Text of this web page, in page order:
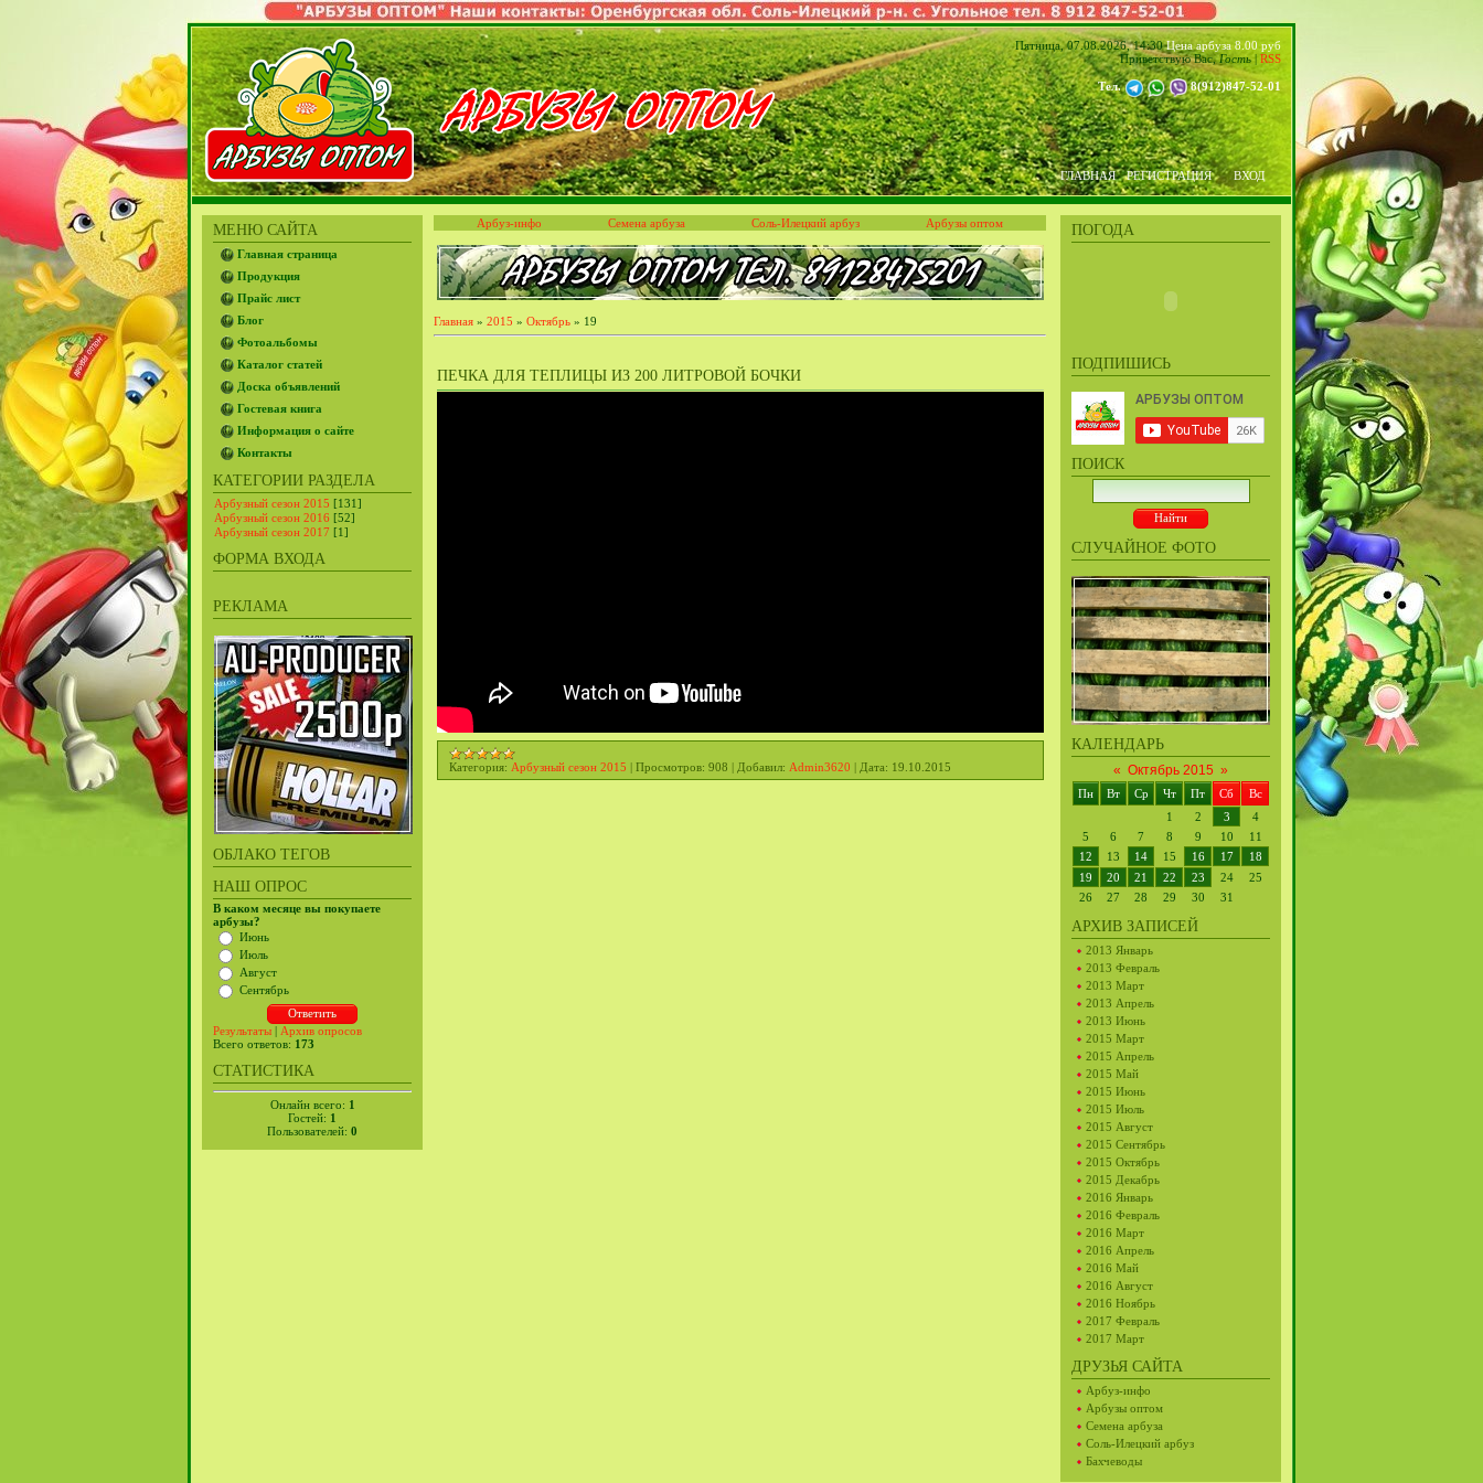
Пятница, 07.08.2026, 14:30Цена арбуза 8.00 руб
Приветствую Вас,Гость| RSS
Тел. 8(912)847-52-01
ГЛАВНАЯ РЕГИСТРАЦИЯ ВХОД
МЕНЮ САЙТА
Главная страница
Продукция
Прайс лист
Блог
Фотоальбомы
Каталог статей
Доска объявлений
Гостевая книга
Информация о сайте
Контакты
КАТЕГОРИИ РАЗДЕЛА
Арбузный сезон 2015 [131]
Арбузный сезон 2016 [52]
Арбузный сезон 2017 [1]
ФОРМА ВХОДА
РЕКЛАМА
ОБЛАКО ТЕГОВ
НАШ ОПРОС
В каком месяце вы покупаете
арбузы?
Июнь
Июль
Август
Сентябрь
Результаты | Архив опросов
Всего ответов: 173
СТАТИСТИКА
Онлайн всего: 1
Гостей: 1
Пользователей: 0
ПОГОДА
ПОДПИШИСЬ
ПОИСК
СЛУЧАЙНОЕ ФОТО
КАЛЕНДАРЬ
« Октябрь 2015 »
Пн Вт Ср Чт Пт Сб
Вс
1
2 3
4
5
6 7 8 9 10
11
12
13 14 15 16 17
18
19
20 21 22 23 24
25
26
27 28 29 30 31
АРХИВ ЗАПИСЕЙ
2013 Январь
2013 Февраль
2013 Март
2013 Апрель
2013 Июнь
2015 Март
2015 Апрель
2015 Май
2015 Июнь
2015 Июль
2015 Август
2015 Сентябрь
2015 Октябрь
2015 Декабрь
2016 Январь
2016 Февраль
2016 Март
2016 Апрель
2016 Май
2016 Август
2016 Ноябрь
2017 Февраль
2017 Март
ДРУЗЬЯ САЙТА
Арбуз-инфо
Арбузы оптом
Семена арбуза
Соль-Илецкий арбуз
Бахчеводы
Арбуз-инфо Семена арбуза Соль-Илецкий арбуз Арбузы оптом
Главная » 2015 » Октябрь » 19
ПЕЧКА ДЛЯ ТЕПЛИЦЫ ИЗ 200 ЛИТРОВОЙ БОЧКИ
Категория: Арбузный сезон 2015 | Просмотров: 908 | Добавил: Admin3620 | Дата: 19.10.2015